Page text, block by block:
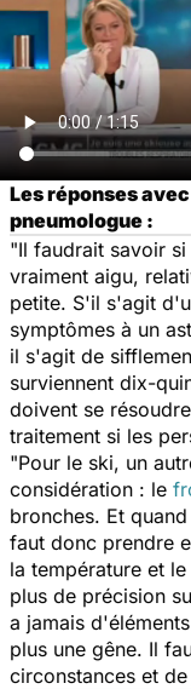
Les réponses
pneumologue :
"Il faudrait savoir
vraiment aigu,
petite. S'il s'agit
symptômes à un
il s'agit de
surviennent dix-
doivent se
traitement si les
"Pour le ski, un
considération : le
bronches. Et
faut donc prendre
la température et
plus de précision
a jamais
plus une gêne. Il
circonstances et